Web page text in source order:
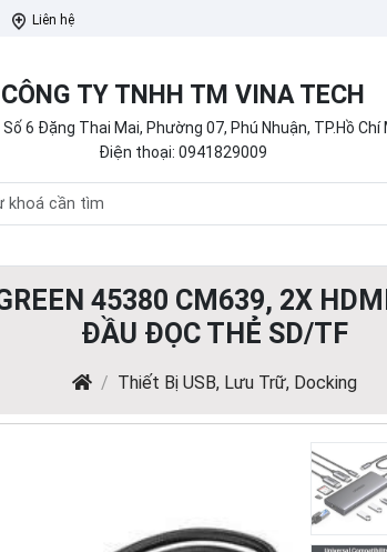
Liên hệ
CÔNG TY TNHH TM VINA TECH
6 Đặng Thai Mai, Phường 07, Phú Nhuận, TP.Hồ Chí
Điện thoại: 0941829009
45380 CM639, 2X
ĐẦU ĐỌC THẺ SD/TF
Thiết Bị USB, Lưu Trữ, Docking